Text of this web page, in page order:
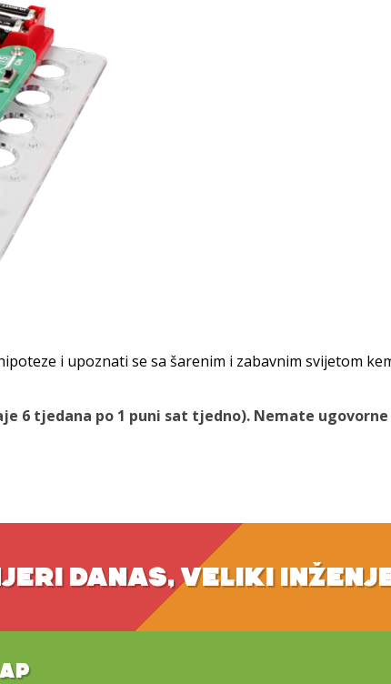
i upoznati se sa šarenim i zabavnim svijetom
6 tjedana po 1 puni sat tjedno). Nemate
DANAS, VELIKI